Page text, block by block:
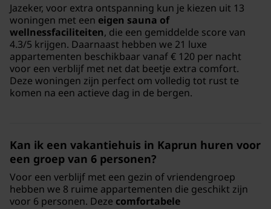
Jazeker, voor extra ontspanning kun je kiezen uit 13
woningen met een eigen sauna of
wellnessfaciliteiten, die een gemiddelde score van
4.3/5 krijgen. Daarnaast hebben we 21 luxe
appartementen beschikbaar vanaf € 120 per nacht
voor een verblijf met net dat beetje extra comfort.
Deze woningen zijn perfect om volledig tot rust te
komen na een actieve dag in de bergen.
Kan ik een vakantiehuis in Kaprun huren voor
een groep van 6 personen?
Voor een verblijf met een gezin of vriendengroep
hebben we 8 ruime appartementen die geschikt zijn
voor 6 personen. Deze comfortabele